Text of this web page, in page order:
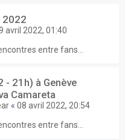
2022
avril 2022, 01:40
entre fans...
21h) à Genève
Camareta
« 08 avril 2022, 20:54
entre fans...